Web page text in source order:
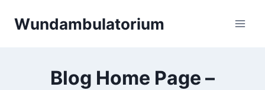
Wundambulatorium
Blog Home Page –